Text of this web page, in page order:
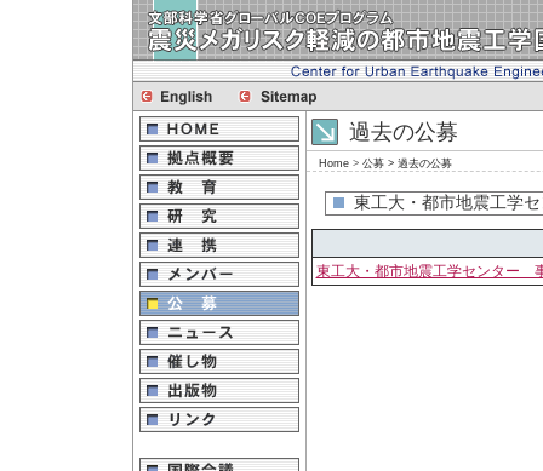
過去の公募
Home > 公募 > 過去の公募
東工大・都市地震工学
東工大・都市地震工学センター